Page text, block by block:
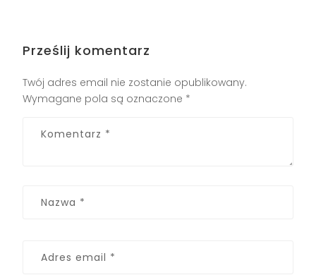
Prześlij komentarz
Twój adres email nie zostanie opublikowany.
Wymagane pola są oznaczone *